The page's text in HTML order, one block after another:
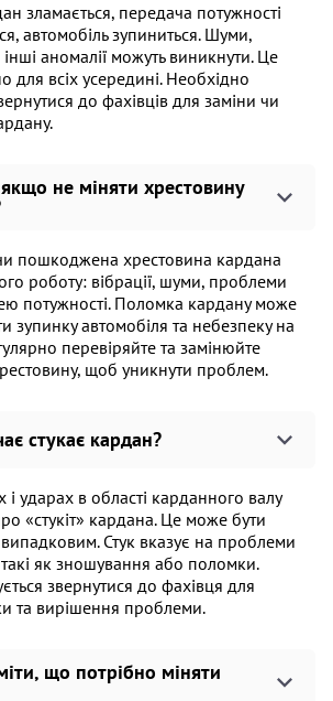
зламається, передача потужності
автомобіль зупиниться. Шуми,
інші аномалії можуть виникнути. Це
для всіх усередині. Необхідно
до фахівців для заміни чи
не міняти хрестовину
пошкоджена хрестовина кардана
роботу: вібрації, шуми, проблеми
потужності. Поломка кардану може
зупинку автомобіля та небезпеку на
перевіряйте та замінюйте
щоб уникнути проблем.
стукає кардан?
і ударах в області карданного валу
«стукіт» кардана. Це може бути
Стук вказує на проблеми
як зношування або поломки.
звернутися до фахівця для
та вирішення проблеми.
що потрібно міняти